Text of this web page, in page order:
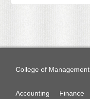
College of Management
Accounting Finance